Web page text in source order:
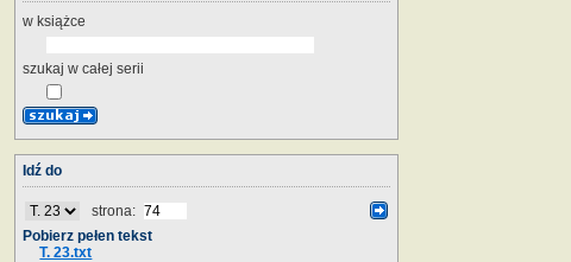
w książce
szukaj w całej serii
Idź do
strona:
Pobierz pełen tekst
T. 23.txt